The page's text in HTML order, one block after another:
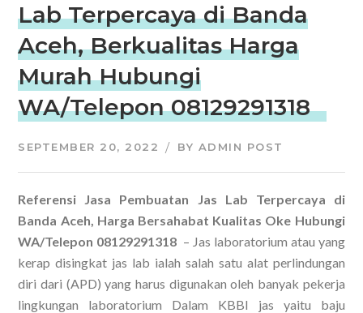
Lab Terpercaya di Banda
Aceh, Berkualitas Harga
Murah Hubungi
WA/Telepon 08129291318
SEPTEMBER 20, 2022 BY ADMIN POST
Referensi Jasa Pembuatan Jas Lab Terpercaya di
Banda Aceh, Harga Bersahabat Kualitas Oke Hubungi
WA/Telepon 08129291318 – Jas laboratorium atau yang
kerap disingkat jas lab ialah salah satu alat perlindungan
diri dari (APD) yang harus digunakan oleh banyak pekerja
lingkungan laboratorium Dalam KBBI jas yaitu baju